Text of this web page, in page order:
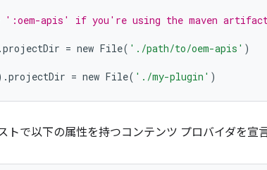
':oem-apis' if you're using the maven
projectDir = new File( './path/to/oem-apis' )
projectDir = new File( './my-plugin' )
トで以下の属性を持つコンテンツ プロバイダを宣